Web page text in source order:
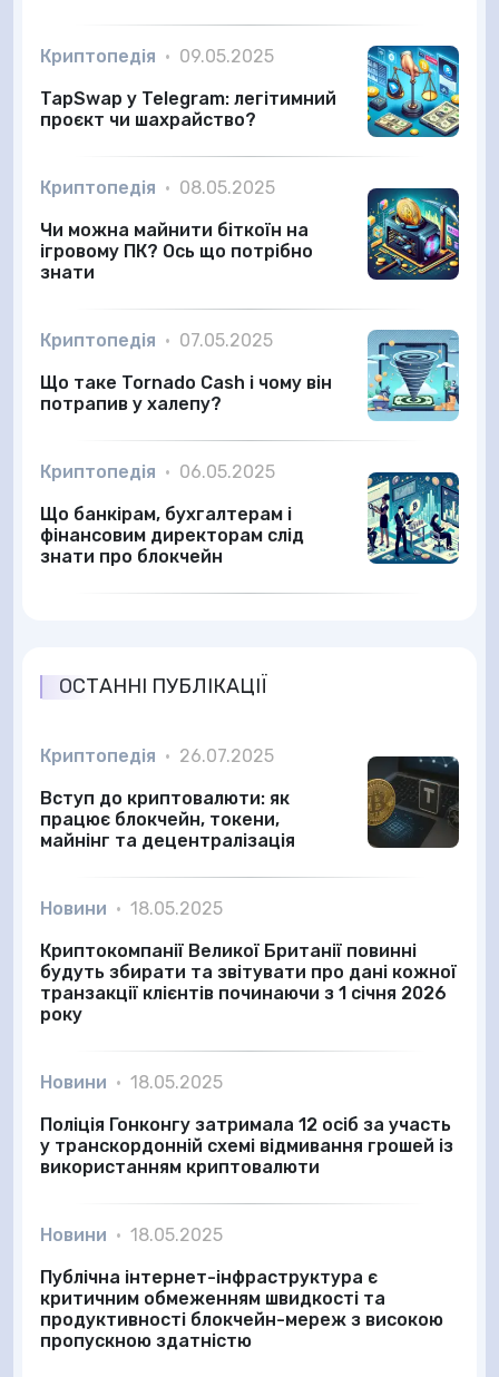
Криптопедія • 09.05.2025
TapSwap у Telegram: легітимний
проєкт чи шахрайство?
Криптопедія • 08.05.2025
Чи можна майнити біткоїн на
ігровому ПК? Ось що потрібно
знати
Криптопедія • 07.05.2025
Що таке Tornado Cash і чому він
потрапив у халепу?
Криптопедія • 06.05.2025
Що банкірам, бухгалтерам і
фінансовим директорам слід
знати про блокчейн
ОСТАННІ ПУБЛІКАЦІЇ
Криптопедія • 26.07.2025
Вступ до криптовалюти: як
працює блокчейн, токени,
майнінг та децентралізація
Новини • 18.05.2025
Криптокомпанії Великої Британії повинні
будуть збирати та звітувати про дані кожної
транзакції клієнтів починаючи з 1 січня 2026
року
Новини • 18.05.2025
Поліція Гонконгу затримала 12 осіб за участь
у транскордонній схемі відмивання грошей із
використанням криптовалюти
Новини • 18.05.2025
Публічна інтернет-інфраструктура є
критичним обмеженням швидкості та
продуктивності блокчейн-мереж з високою
пропускною здатністю